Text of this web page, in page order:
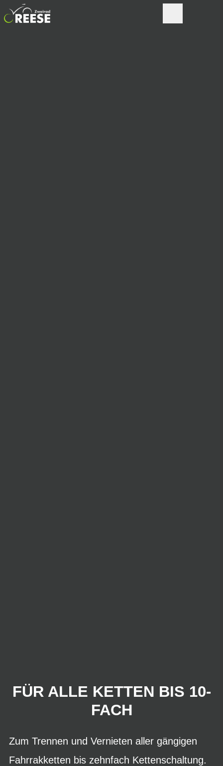
FÜR ALLE KETTEN BIS 10-
FACH
Zum Trennen und Vernieten aller gängigen
Fahrrakketten bis zehnfach Kettenschaltung.